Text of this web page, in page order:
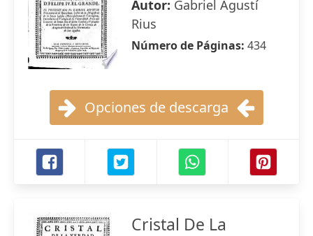
Autor: Gabriel Agustí
Rius
Número de Páginas: 434
Opciones de descarga
Cristal De La